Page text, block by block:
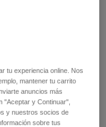
tu experiencia online. Nos
mantener tu carrito
anuncios más
"Aceptar y Continuar",
y nuestros socios de
sobre tus